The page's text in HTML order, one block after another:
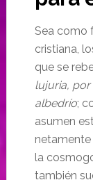
Sea como
cristiana,
que se
lujuria,
albedrío;
asumen
netamente
la
también